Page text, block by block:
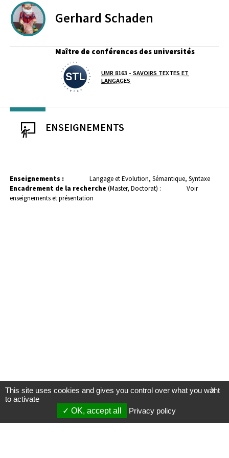
Gerhard Schaden
Maître de conférences des universités
Laboratoire / équipe
UMR 8163 - SAVOIRS TEXTES ET
LANGAGES
ENSEIGNEMENTS
Enseignements :
Langage et Evolution, Sémantique, Syntaxe
Encadrement de la recherche (Master, Doctorat) :
Voir
enseignements et présentation
X
This site uses cookies and gives you control over what you want
to activate
OK, accept all
Privacy policy